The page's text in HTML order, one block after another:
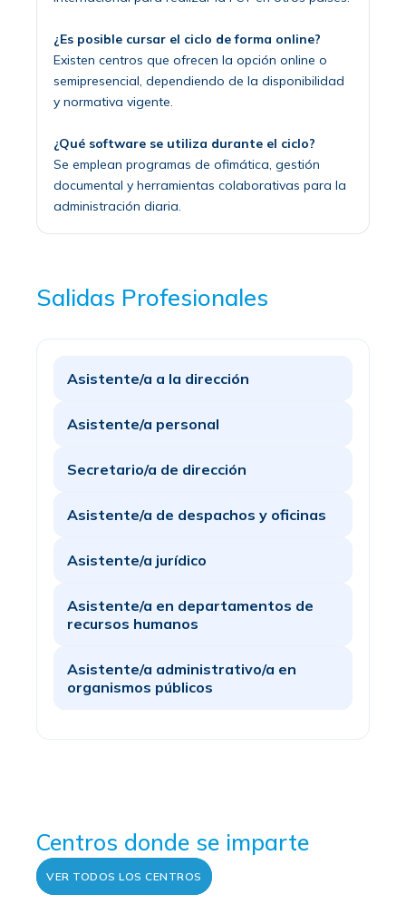
¿Es posible cursar el ciclo de forma online?
Existen centros que ofrecen la opción online o
semipresencial, dependiendo de la disponibilidad
y normativa vigente.
¿Qué software se utiliza durante el ciclo?
Se emplean programas de ofimática, gestión
documental y herramientas colaborativas para la
administración diaria.
Salidas Profesionales
Asistente/a a la dirección
Asistente/a personal
Secretario/a de dirección
Asistente/a de despachos y oficinas
Asistente/a jurídico
Asistente/a en departamentos de
recursos humanos
Asistente/a administrativo/a en
organismos públicos
Centros donde se imparte
VER TODOS LOS CENTROS